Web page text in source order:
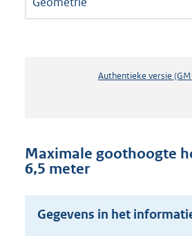
Authentieke versie
Maximale goothoogte
6,5 meter
Gegevens in het